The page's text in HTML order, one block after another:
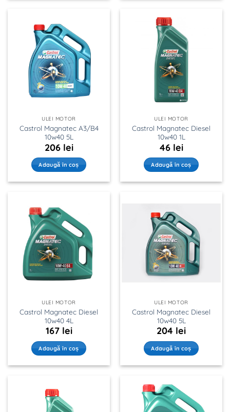
ULEI MOTOR
Castrol Magnatec A3/B4
10w40 5L
206 lei
Adaugă în coș
ULEI MOTOR
Castrol Magnatec Diesel
10w40 1L
46 lei
Adaugă în coș
ULEI MOTOR
Castrol Magnatec Diesel
10w40 4L
167 lei
Adaugă în coș
ULEI MOTOR
Castrol Magnatec Diesel
10w40 5L
204 lei
Adaugă în coș